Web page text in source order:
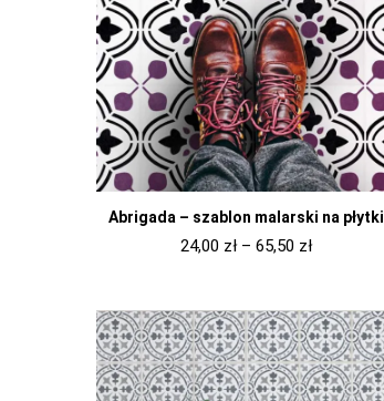
Abrigada – szablon malarski na płytki
24,00 zł – 65,50 zł